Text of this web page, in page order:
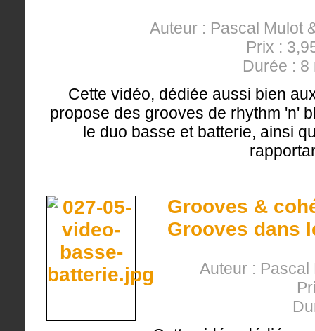
Auteur : Pascal Mulot
Prix :
Durée : 8
Cette vidéo, dédiée aussi bien
propose des grooves de rhythm 'n'
le duo basse et batterie, ainsi
Grooves &
Grooves dans
Auteur :